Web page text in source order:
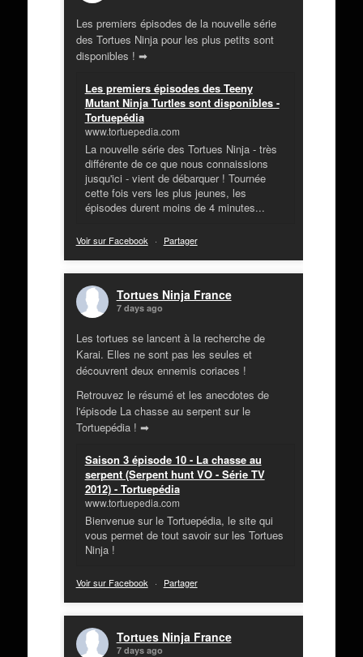
Les premiers épisodes de la nouvelle série
des Tortues Ninja pour les plus petits sont
disponibles ! ➡
Les premiers épisodes des Teeny
Mutant Ninja Turtles sont disponibles -
Tortuepédia
www.tortuepedia.com
La nouvelle série des Tortues Ninja - très
différente de ce que nous connaissions
jusqu'ici - vient de débarquer ! Tournée
cette fois vers les plus jeunes, les
épisodes durent moins de 4 minutes...
Voir sur Facebook · Partager
Tortues Ninja France
7 days ago
Les tortues se lancent à la recherche de
Karai. Elles ne sont pas les seules et
découvrent deux ennemis coriaces !
Retrouvez le résumé et les anecdotes de
l'épisode La chasse au serpent sur le
Tortuepédia ! ➡
Saison 3 épisode 10 - La chasse au
serpent (Serpent hunt VO - Série TV
2012) - Tortuepédia
www.tortuepedia.com
Bienvenue sur le Tortuepédia, le site qui
vous permet de tout savoir sur les Tortues
Ninja !
Voir sur Facebook · Partager
Tortues Ninja France
7 days ago